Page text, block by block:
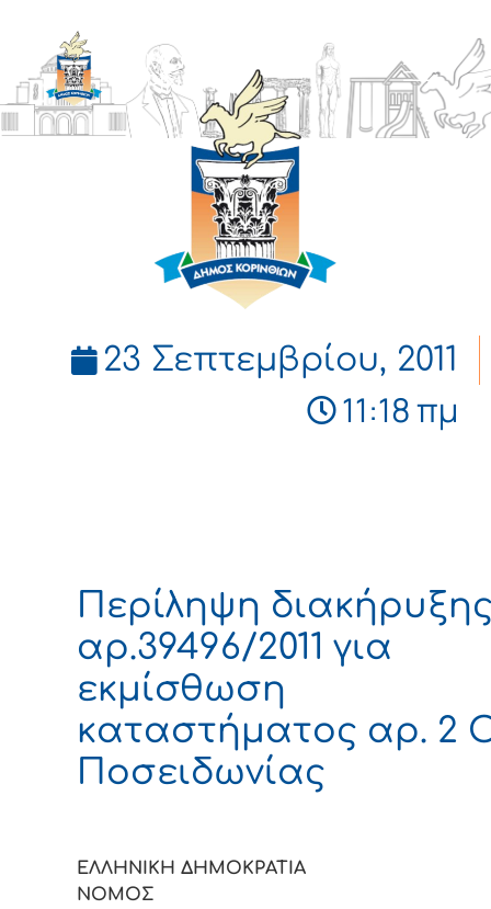
ΔΗΜΟΣ
ΚΟΡΙΝΘΙΩΝ
23 Σεπτεμβρίου, 2011
11:18 πμ
Περίληψη
αρ.39496/2011 για
εκμίσθωση
καταστήματος αρ. 2
Ποσειδωνίας
ΕΛΛΗΝΙΚΗ ΔΗΜΟΚΡΑΤΙΑ
ΝΟΜΟΣ